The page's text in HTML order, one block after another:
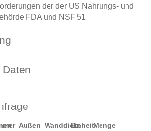
der der US Nahrungs- und
FDA und NSF 51
Daten
Außen WanddickeEinheitMenge